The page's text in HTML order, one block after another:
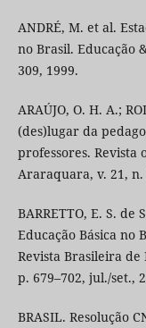
ANDRÉ, M. et al.
no Brasil. Educação
309, 1999.
ARAÚJO, O. H. A.;
(des)lugar da
professores. Revista
Araraquara, v. 21, n.
BARRETTO, E. S. de
Educação Básica no
Revista Brasileira de
p. 679–702, jul./set.,
BRASIL. Resolução